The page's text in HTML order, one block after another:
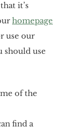
it’s
homepage
use our
should use
of the
find a